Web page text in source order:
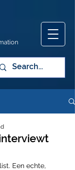
Een echte,